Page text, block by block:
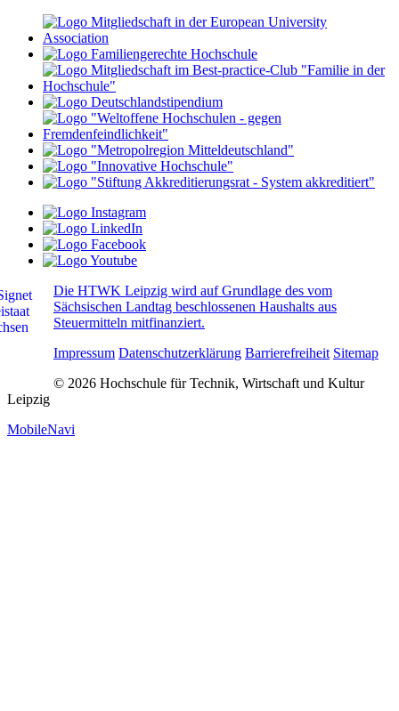
Die HTWK Leipzig wird auf Grundlage des vom
Sächsischen Landtag beschlossenen Haushalts aus
Steuermitteln mitfinanziert.
Impressum Datenschutzerklärung Barrierefreiheit Sitemap
© 2026 Hochschule für Technik, Wirtschaft und Kultur
Leipzig
MobileNavi